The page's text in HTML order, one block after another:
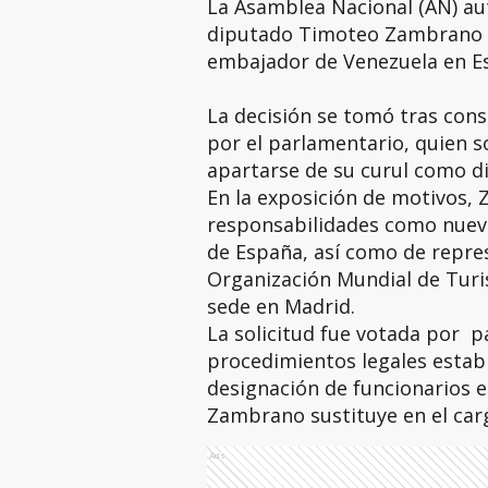
La Asamblea Nacional (AN)
diputado Timoteo
embajador de Venezuela en
La decisión se tomó tras
por el parlamentario, quien
apartarse de su curul como
En la exposición de motivos,
responsabilidades como
de España, así como de
Organización Mundial de
sede en Madrid.
La solicitud fue votada por
procedimientos legales
designación de funcionarios
Zambrano sustituye en el
Ads